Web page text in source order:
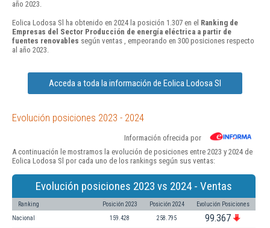
año 2023.
Eolica Lodosa Sl ha obtenido en 2024 la posición 1.307 en el Ranking de
Empresas del Sector Producción de energía eléctrica a partir de
fuentes renovables según ventas , empeorando en 300 posiciones respecto
al año 2023.
Acceda a toda la información de Eolica Lodosa Sl
Evolución posiciones 2023 - 2024
Información ofrecida por
A continuación le mostramos la evolución de posiciones entre 2023 y 2024 de
Eolica Lodosa Sl por cada uno de los rankings según sus ventas:
Evolución posiciones 2023 vs 2024 - Ventas
Ranking Posición 2023 Posición 2024 Evolución Posiciones
Nacional 159.428 258.795 99.367